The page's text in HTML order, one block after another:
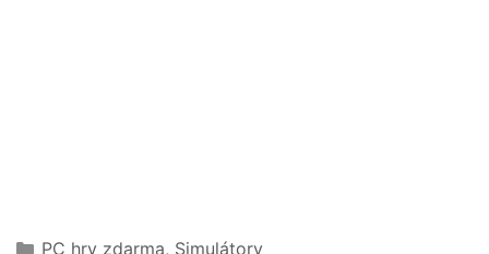
Rubriky
PC hry zdarma, Simulátory